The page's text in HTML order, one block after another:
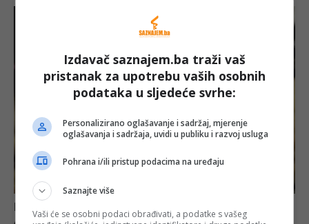
Izdavač saznajem.ba traži vaš
pristanak za upotrebu vaših osobnih
podataka u sljedeće svrhe:
Personalizirano oglašavanje i sadržaj, mjerenje
oglašavanja i sadržaja, uvidi u publiku i razvoj usluga
Pohrana i/ili pristup podacima na uređaju
Saznajte više
Vaši će se osobni podaci obrađivati, a podatke s vašeg